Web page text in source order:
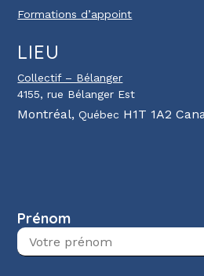
Formations d’appoint
LIEU
Collectif – Bélanger
4155, rue Bélanger Est
Montréal, Québec H1T 1A2
Prénom